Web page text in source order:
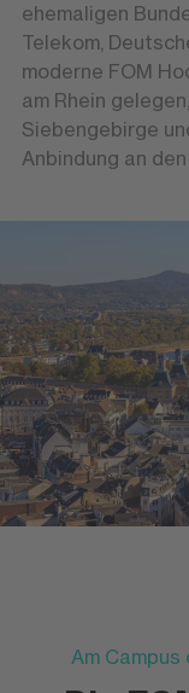
ehemaligen
Telekom,
moderne FOM
am Rhein
Siebengebirge
Anbindung an
Am